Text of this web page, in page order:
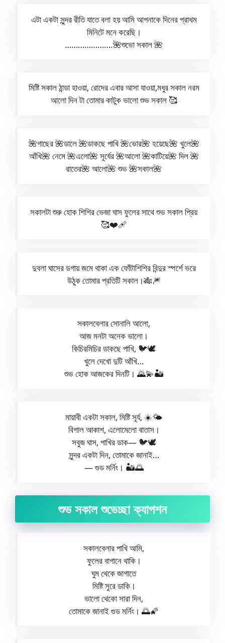
এটা একটা সুন্দর রীতি যাতে বলা হয় আমি আপনাকে দিনের প্রাথম
মিনিটে মনে করেছি।
………………….🌺শুভো সকাল 🌺
মিষ্টি সকাল ঠান্ডা হাওয়া, রোদের এবার আসা যাওয়া,মধুর সকাল নরম
আলো দিন টা তোমার কাটুক ভালো শুভ সকাল 🥰
🌺গাছের 🌺ডালে 🌺ডাকছে পাখি 🌺ভোর🌺 হয়েছে🌺 খুলে🌺
আঁখি🌺 নেমে 🌺এলো🌺 সূর্যের 🌺আলো 🌺কাটিয়ে🌺 দিল 🌺
রাতের🌺 আলো🌺 শুভ 🌺সকাল🌺
সকালটা শুরু হোক শিশির ভেজা ঘাস ফুলের সাথে শুভ সকাল প্রিয়
🥰❤️‍🩹
দুবলা ঘাসের ডগায় জমে থাকা এক ফোঁটাশিশির বিন্দুর স্পর্শে ভরে
উঠুক তোমার প্রতিটি সকাল।🎋🎆
সকালবেলার সোনালি আলো,
আজ মনটা অনেক ভালো।
কিচিরমিচির ডাকছে পাখি, 🐦🕊️
খুলে দেখো দুটি আঁখি…
শুভ হোক আজকের দিনটি। 🌄💫🏜️
মায়াবী একটা সকাল, মিষ্টি সূর্য, ☀️🌤️
বিশাল আকাশ, এলোমেলো বাতাস।
সবুজ ঘাস, পাখির ডাক— 🐦🕊️
সুন্দর একটা দিন, তোমাকে জানাই…
— গুড মর্নিং। 🏜️🌅
শুভ সকাল শুভেচ্ছা ক্যাপশন
সকালবেলার পাখি আমি,
ফুলের বাগানে থাকি।
ঘুম থেকে জাগাতে
মিষ্টি সুরে ডাকি।
ভালো থেকো সারা দিন,
তোমাকে জানাই গুড মর্নিং। 🌅🌠